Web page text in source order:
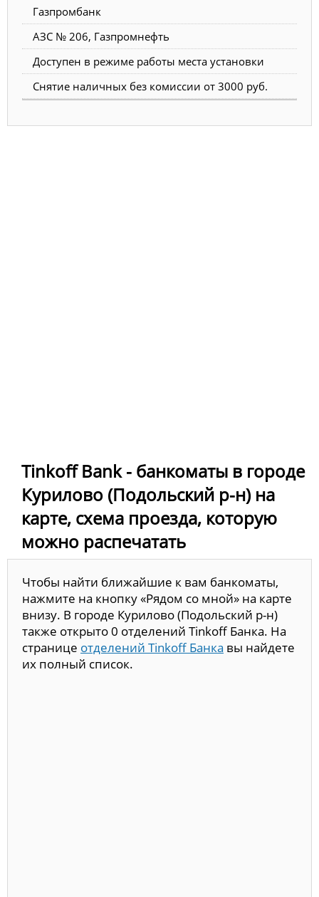
Газпромбанк
АЗС № 206, Газпромнефть
Доступен в режиме работы места установки
Снятие наличных без комиссии от 3000 руб.
Tinkoff Bank - банкоматы в городе
Курилово (Подольский р-н) на
карте, схема проезда, которую
можно распечатать
Чтобы найти ближайшие к вам банкоматы,
нажмите на кнопку «Рядом со мной» на карте
внизу. В городе Курилово (Подольский р-н)
также открыто 0 отделений Tinkoff Банка. На
странице отделений Tinkoff Банка вы найдете
их полный список.